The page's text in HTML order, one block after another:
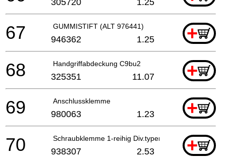
GUMMISTIFT (ALT 976441) +
67 946362 1.25
Handgriffabdeckung C9bu2 +
68 325351 11.07
Anschlussklemme +
69 980063 1.23
Schraubklemme 1-reihig Div.typen Till 10.1999 For
+
70 938307 2.53